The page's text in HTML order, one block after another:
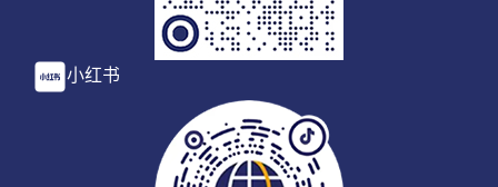
小红书